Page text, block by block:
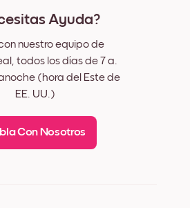
Ayuda?
nuestro equipo de
todos los días de 7 a.
(hora del Este de
EE. UU.)
Con Nosotros